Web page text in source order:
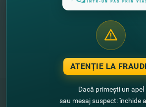
ATENȚIE LA
Dacă primești un apel
sau mesaj suspect: închide